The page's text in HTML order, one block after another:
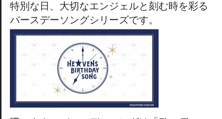
特別な日、大切なエンジェルと刻む時を彩る
バースデーソングシリーズです。